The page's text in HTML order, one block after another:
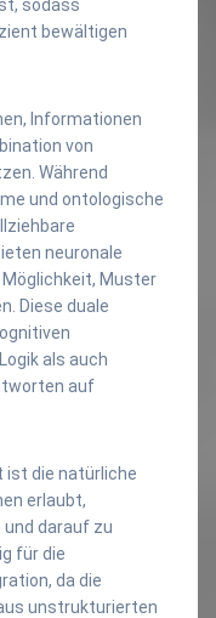
sodass
bewältigen
Informationen
von
Während
und ontologische
neuronale
Muster
Diese duale
als auch
auf
ist die natürliche
erlaubt,
darauf zu
für die
da die
unstrukturierten